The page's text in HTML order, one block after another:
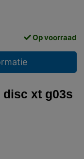
Op voorraad
disc xt g03s